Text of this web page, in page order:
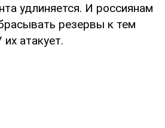
удлиняется. И россиянам
резервы к тем
атакует.